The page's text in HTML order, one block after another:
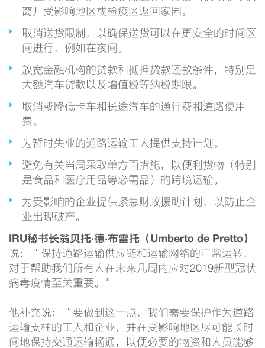
离开受影响地区或检疫区返回家园。
取消送货限制，以确保送货可以在更安全的时间区
间进行，例如在夜间。
放宽金融机构的贷款和抵押贷款还款条件，特别是
大额汽车贷款以及增值税等纳税期限。
取消或降低卡车和长途汽车的通行费和道路使用
费。
为暂时失业的道路运输工人提供支持计划。
避免有关当局采取单方面措施，以便利货物（特别
是食品和医疗用品等必需品）的跨境运输。
为受影响的企业提供紧急财政援助计划，以防止企
业出现破产。
IRU秘书长翁贝托·德·布雷托（Umberto de Pretto）
说：“保持道路运输供应链和运输网络的正常运转，
对于帮助我们所有人在未来几周内应对2019新型冠状
病毒疫情至关重要。”
他补充说：“要做到这一点，我们需要保护作为道路
运输支柱的工人和企业，并在受影响地区尽可能长时
间地保持交通运输畅通，以便必要的物资和人员能够